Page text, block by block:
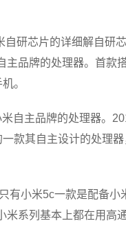
研芯片的详细解自研
品牌的处理器。首款
。
自主品牌的处理器。
款其自主设计的处理
有小米5c一款是配备小
系列基本上都在用高通